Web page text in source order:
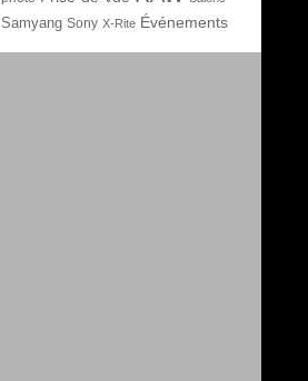
Samyang Sony X-Rite Événements